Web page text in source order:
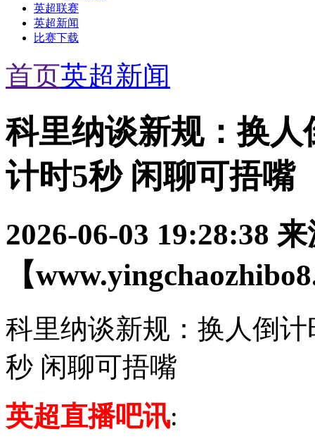
英超联赛
英超新闻
比赛下载
首页英超新闻
科里纳谈新规：换
计时5秒 闲聊可捂嘴
2026-06-03 19:28:38 来
【
科里纳谈新规：换人倒
秒 闲聊可捂嘴
英超直播吧讯: